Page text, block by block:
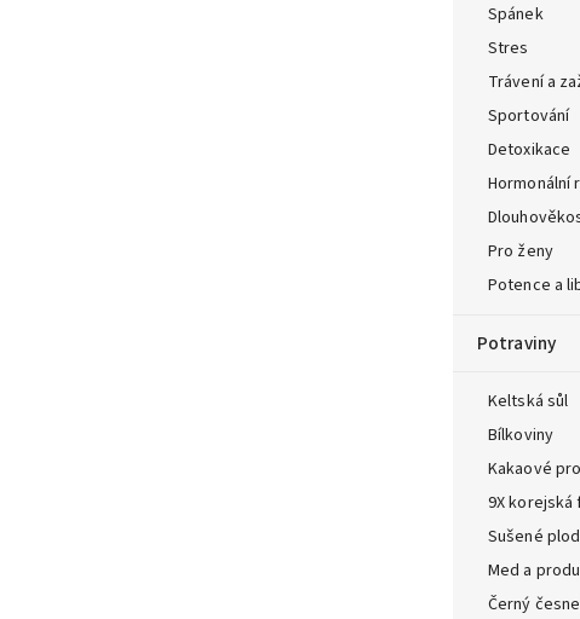
Spánek
Stres
Trávení a
Sportování
Detoxikace
Hormonální
Pro ženy
Potence a
Potraviny
Keltská sůl
Bílkoviny
Kakaové
9X korejská
Sušené
Med a
Černý